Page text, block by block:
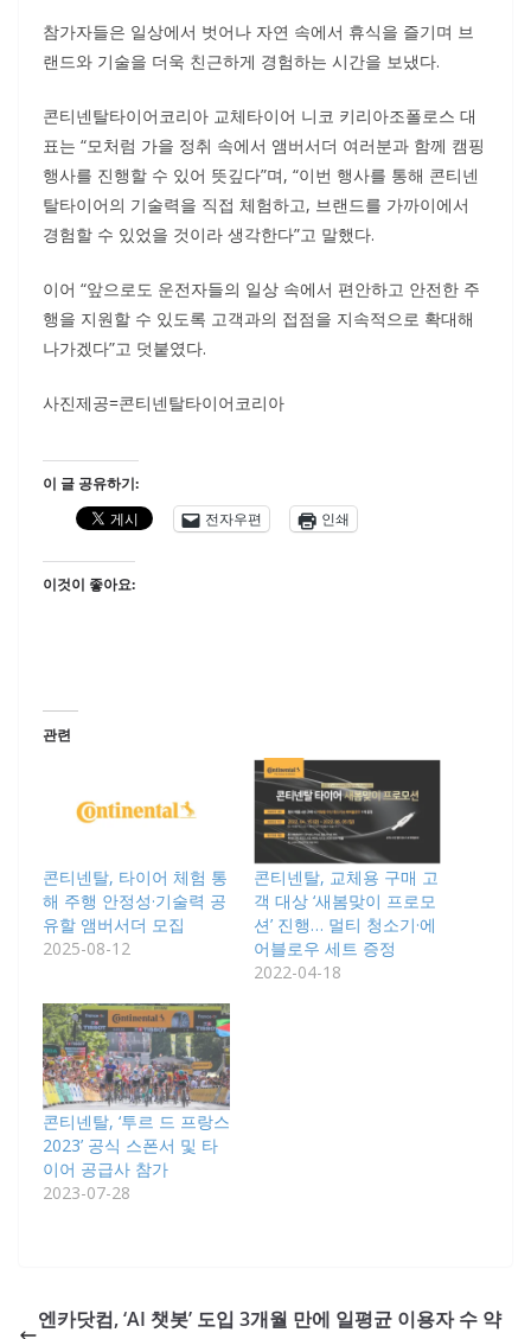
참가자들은 일상에서 벗어나 자연 속에서 휴식을 즐기며 브
랜드와 기술을 더욱 친근하게 경험하는 시간을 보냈다.
콘티넨탈타이어코리아 교체타이어 니코 키리아조폴로스 대
표는 “모처럼 가을 정취 속에서 앰버서더 여러분과 함께 캠핑
행사를 진행할 수 있어 뜻깊다”며, “이번 행사를 통해 콘티넨
탈타이어의 기술력을 직접 체험하고, 브랜드를 가까이에서
경험할 수 있었을 것이라 생각한다”고 말했다.
이어 “앞으로도 운전자들의 일상 속에서 편안하고 안전한 주
행을 지원할 수 있도록 고객과의 접점을 지속적으로 확대해
나가겠다”고 덧붙였다.
사진제공=콘티넨탈타이어코리아
이 글 공유하기:
전자우편
인쇄
이것이 좋아요:
관련
콘티넨탈, 타이어 체험 통
해 주행 안정성·기술력 공
유할 앰버서더 모집
2025-08-12
콘티넨탈, 교체용 구매 고
객 대상 ‘새봄맞이 프로모
션’ 진행… 멀티 청소기·에
어블로우 세트 증정
2022-04-18
콘티넨탈, ‘투르 드 프랑스
2023’ 공식 스폰서 및 타
이어 공급사 참가
2023-07-28
엔카닷컴, ‘AI 챗봇’ 도입 3개월 만에 일평균 이용자 수 약